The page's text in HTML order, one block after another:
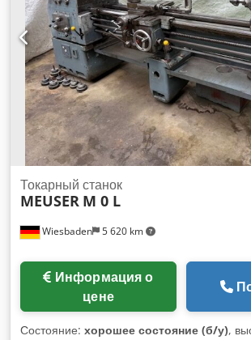
фиксатор для заданных углов гиба,
ограничитель глубины, полка для листов,
Другие размеры (1000, 1440, 2140, 2640,
мм) по запросу. Аксессуары: роликовые
мм) — 350 евро. Все цены указаны без
Сертификат CE. Гарантия: 12 месяцев.
возможен. Доставка по Германии: 360
Anozbmzcslsa
Wiesbaden 5 620 km
Токарный станок
MEUSER M 0 L
цене
Состояние: хорошее состояние (б/у),